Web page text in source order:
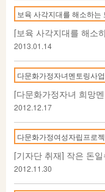
보육 사각지대를 해소하는
[보육 사각지대를 해소
2013.01.14
다문화가정자녀멘토링사업
2012.12.17
다문화가정여성자립프로
2012.11.30